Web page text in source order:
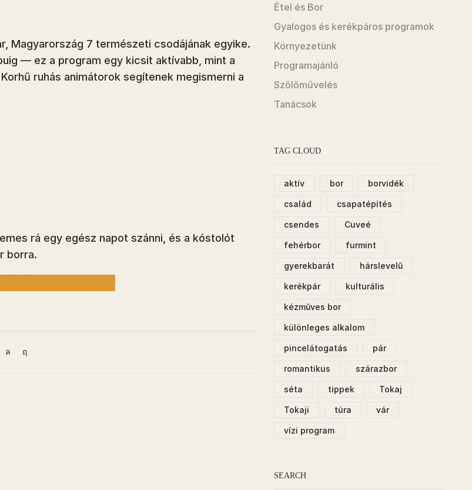
Magyarország 7 természeti csodájának egyike.
— ez a program egy kicsit aktívabb, mint a
ruhás animátorok segítenek megismerni a
rá egy egész napot szánni, és a kóstolót
borra.
Étel és Bor
Gyalogos és kerékpáros programok
Környezetünk
Programajánló
Szőlőművelés
Tanácsok
TAG CLOUD
aktív bor borvidék
család csapatépítés
csendes Cuveé
fehérbor furmint
gyerekbarát hárslevelű
kerékpár kulturális
kézműves bor
különleges alkalom
pincelátogatás pár
romantikus szárazbor
séta tippek Tokaj
Tokaji túra vár
vízi program
SEARCH